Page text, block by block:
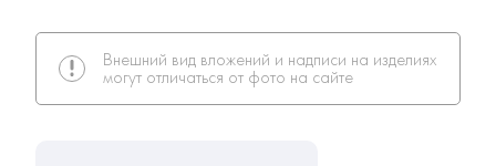
Внешний вид вложений и надписи на изделиях
могут отличаться от фото на сайте